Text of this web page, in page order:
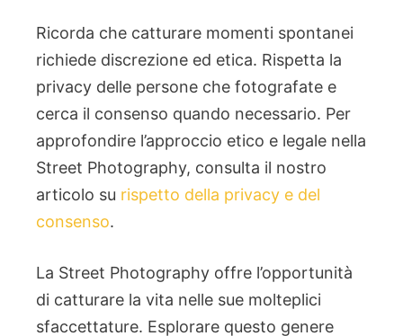
Ricorda che catturare momenti spontanei
richiede discrezione ed etica. Rispetta la
privacy delle persone che fotografate e
cerca il consenso quando necessario. Per
approfondire l’approccio etico e legale nella
Street Photography, consulta il nostro
articolo su rispetto della privacy e del
consenso.
La Street Photography offre l’opportunità
di catturare la vita nelle sue molteplici
sfaccettature. Esplorare questo genere